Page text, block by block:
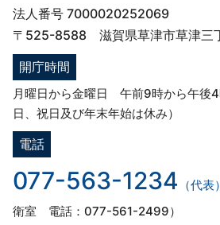
法人番号 7000020252069
〒525-8588 滋賀県草津市草津三
開庁時間
月曜日から金曜日 午前9時から午後
日、祝日及び年末年始は休み）
電話
077-563-1234 （代表）
衛室 電話：077-561-2499）